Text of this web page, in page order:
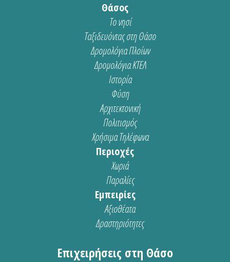
Θάσος
Το νησί
Ταξιδευόντας στη Θάσο
Δρομολόγια Πλοίων
Δρομολόγια ΚΤΕΛ
Ιστορία
Φύση
Αρχιτεκτονική
Πολιτισμός
Χρήσιμα Τηλέφωνα
Περιοχές
Χωριά
Παραλίες
Εμπειρίες
Αξιοθέατα
Δραστηριότητες
Επιχειρήσεις στη Θάσο